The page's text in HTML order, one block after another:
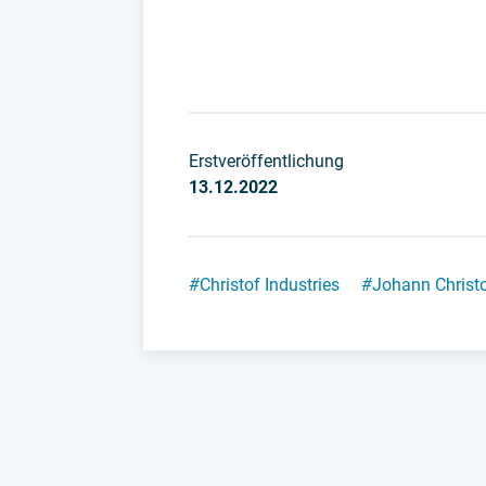
Erstveröffentlichung
13.12.2022
#Christof Industries #Johann